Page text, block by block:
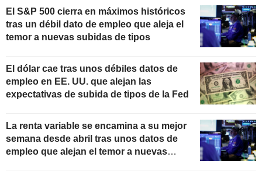
El S&P 500 cierra en máximos históricos
tras un débil dato de empleo que aleja el
temor a nuevas subidas de tipos
El dólar cae tras unos débiles datos de
empleo en EE. UU. que alejan las
expectativas de subida de tipos de la Fed
La renta variable se encamina a su mejor
semana desde abril tras unos datos de
empleo que alejan el temor a nuevas